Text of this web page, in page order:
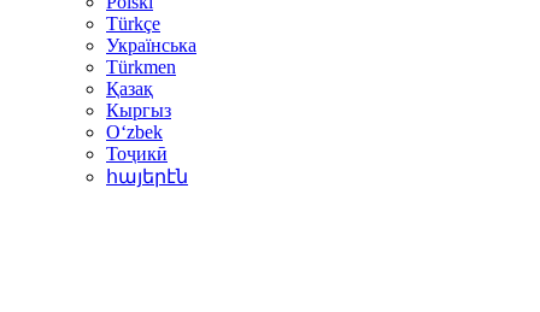
Türkçe
Українська
Türkmen
Қазақ
Кыргыз
Oʻzbek
Тоҷикӣ
հայերէն